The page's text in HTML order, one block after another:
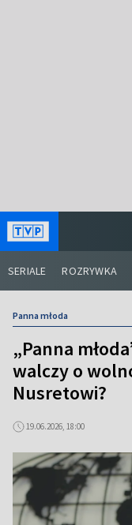
SERIALE ROZRYWKA
Panna młoda
„Panna
walczy o
Nusretowi?
19.06.2026, 18:00